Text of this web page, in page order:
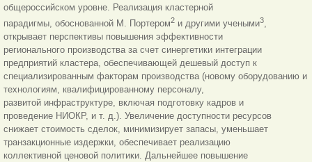
общероссийском уровне. Реализация кластерной
парадигмы, обоснованной М. Портером2 и другими учеными3,
открывает перспективы повышения эффективности
регионального производства за счет синергетики интеграции
предприятий кластера, обеспечивающей дешевый доступ к
специализированным факторам производства (новому оборудованию и
технологиям, квалифицированному персоналу,
развитой инфраструктуре, включая подготовку кадров и
проведение НИОКР, и т. д.). Увеличение доступности ресурсов
снижает стоимость сделок, минимизирует запасы, уменьшает
транзакционные издержки, обеспечивает реализацию
коллективной ценовой политики. Дальнейшее повышение